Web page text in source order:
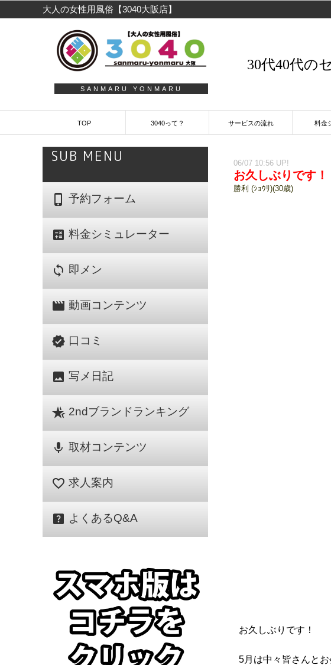
大人の女性用風俗【3040大阪店】
SANMARU YONMARU
30代40代の
TOP 3040って？ サービスの流れ 料金
SUB MENU
phone_iphone 予約フォーム
calculate 料金シミュレーター
sync 即メン
movie 動画コンテンツ
verified 口コミ
image 写メ日記
hotel_class 2ndブランドランキング
mic 取材コンテンツ
favorite_border 求人案内
help_center よくあるQ&A
06/07 10:56 UP!
お久しぶりです！
勝利 (ｼｮｳﾘ)(30歳)
お久しぶりです！
5月は中々皆さんと